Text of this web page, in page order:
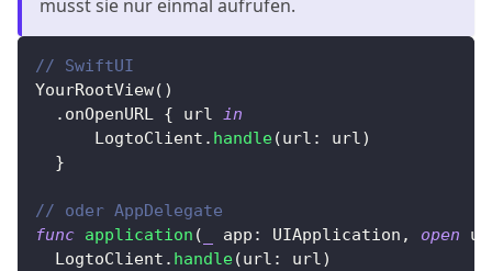
musst sie nur einmal aufrufen.
// SwiftUI
YourRootView( )
. onOpenURL { url in
LogtoClient . handle(url : url)
}
// oder AppDelegate
func application ( app : UIApplication , open
LogtoClient . handle(url : url)